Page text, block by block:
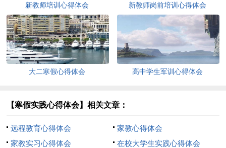
新教师培训心得体会 新教师岗前培训心得体会
大二寒假心得体会 高中学生军训心得体会
【寒假实践心得体会】相关文章：
远程教育心得体会
家教心得体会
家教实习心得体会
在校大学生实践心得体会